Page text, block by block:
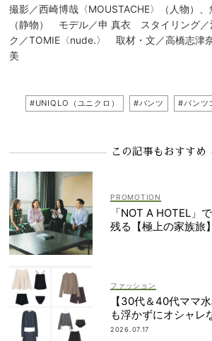
撮影／西崎博哉〈MOUSTACHE〉（人物）、
（静物） モデル／申 真衣 スタイリング
ク／TOMIE〈nude.〉 取材・文／高橋志津
美
#UNIQLO（ユニクロ） #パンツ #パンツ
この記事もおすすめ
「NOT A HOTEL」
残る【極上の家族旅
ファッション
【30代＆40代ママ
も浮かずにオシャレ
＆ショートパンツセ
2026.07.17